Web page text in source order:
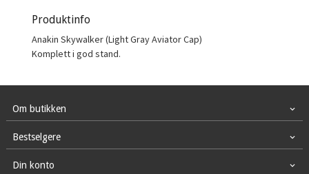
Produktinfo
Anakin Skywalker (Light Gray Aviator Cap)
Komplett i god stand.
Om butikken
Bestselgere
Din konto